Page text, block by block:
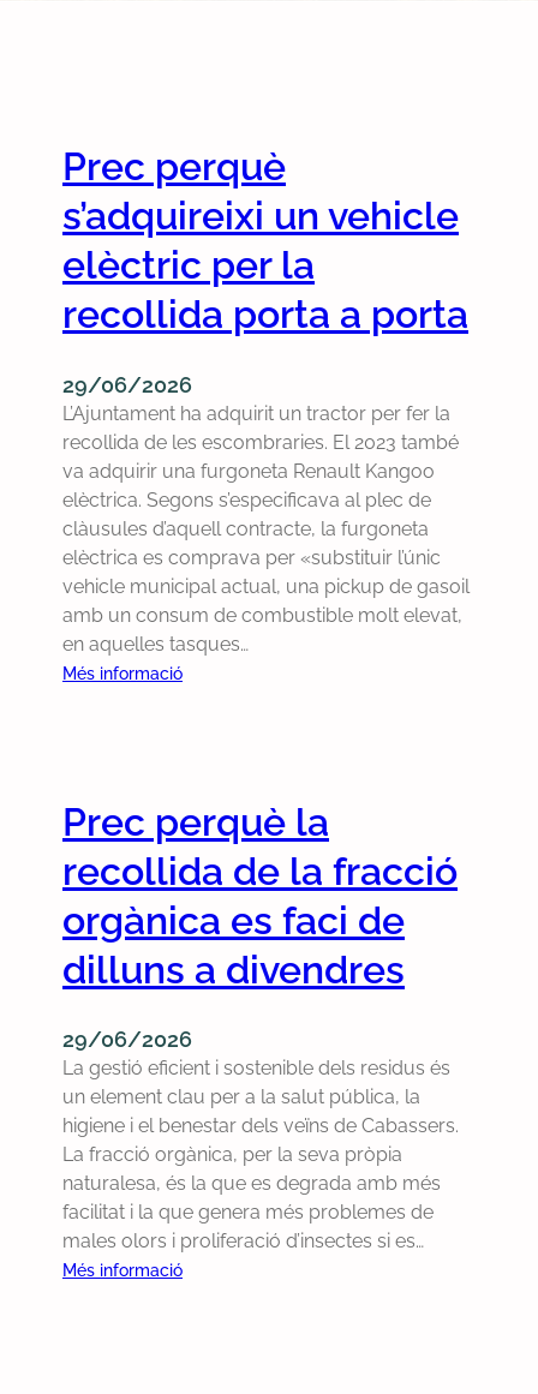
Prec perquè
s’adquireixi un vehicle
elèctric per la
recollida porta a porta
29/06/2026
L’Ajuntament ha adquirit un tractor per fer la
recollida de les escombraries. El 2023 també
va adquirir una furgoneta Renault Kangoo
elèctrica. Segons s’especificava al plec de
clàusules d’aquell contracte, la furgoneta
elèctrica es comprava per «substituir l’únic
vehicle municipal actual, una pickup de gasoil
amb un consum de combustible molt elevat,
en aquelles tasques…
Més informació:
p
e
r
u
è
s
a
d
q
u
i
r
e
i
x
Prec perquè la
recollida de la fracció
orgànica es faci de
dilluns a divendres
29/06/2026
La gestió eficient i sostenible dels residus és
un element clau per a la salut pública, la
higiene i el benestar dels veïns de Cabassers.
La fracció orgànica, per la seva pròpia
naturalesa, és la que es degrada amb més
facilitat i la que genera més problemes de
males olors i proliferació d’insectes si es…
Més informació: